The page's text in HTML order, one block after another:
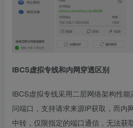
IBCS虚拟专线和内网穿透区别
IBCS虚拟专线采用二层网络架构性
问端口，支持请求来源IP获取，而内
中转，仅限指定的端口通信，无法获